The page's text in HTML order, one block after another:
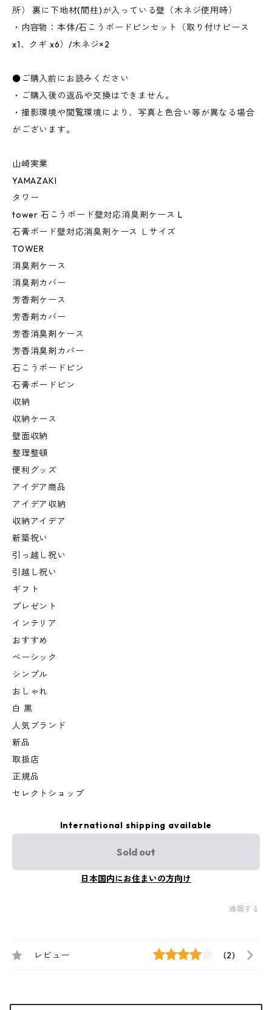
所） 裏に下地材(間柱)が入っている壁（木ネジ使用時）
・内容物：本体/石こうボードピンセット（取り付けピース
x1、クギ x6）/木ネジ×2
●ご購入前にお読みください
・ご購入後の返品や交換はできません。
・撮影環境や閲覧環境により、写真と色合い等が異なる場合
がございます。
山崎実業
YAMAZAKI
タワー
tower 石こうボード壁対応消臭剤ケース L
石膏ボード壁対応消臭剤ケース Ｌサイズ
TOWER
消臭剤ケース
消臭剤カバー
芳香剤ケース
芳香剤カバー
芳香消臭剤ケース
芳香消臭剤カバー
石こうボードピン
石膏ボードピン
収納
収納ケース
壁面収納
整理整頓
便利グッズ
アイデア商品
アイデア収納
収納アイデア
新築祝い
引っ越し祝い
引越し祝い
ギフト
プレゼント
インテリア
おすすめ
ベーシック
シンプル
おしゃれ
白 黒
人気ブランド
新品
取扱店
正規品
セレクトショップ
International shipping available
Sold out
日本国内にお住まいの方向け
通報する
レビュー (2)